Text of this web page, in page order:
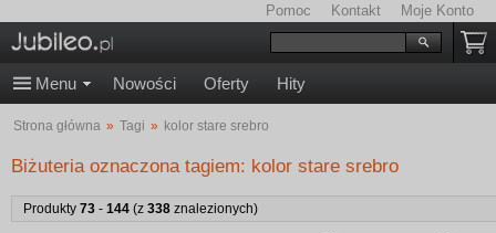
Pomoc Kontakt Moje Konto
Menu Nowości Oferty Hity
Strona główna » Tagi » kolor stare srebro
Biżuteria oznaczona tagiem: kolor stare srebro
Produkty 73 - 144 (z 338 znalezionych)